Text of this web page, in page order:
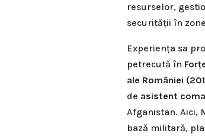
resurselor,
securității în
Experiența sa
petrecută în
ale României
de asistent
Afganistan. Aici,
bază militară,